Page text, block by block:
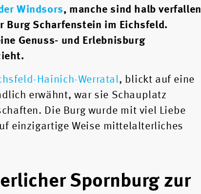
Windsors, manche sind halb verfallen
Burg Scharfenstein im Eichsfeld.
Genuss- und Erlebnisburg
Hainich-Werratal, blickt auf eine
erwähnt, war sie Schauplatz
Die Burg wurde mit viel Liebe
einzigartige Weise mittelalterliches
Spornburg zur